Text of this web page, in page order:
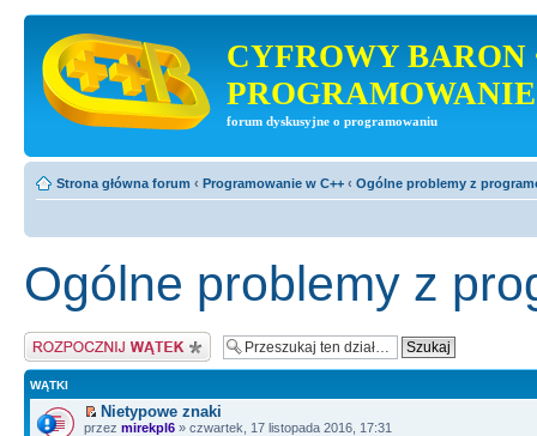
CYFROWY BARON
PROGRAMOWANIE
forum dyskusyjne o programowaniu
Strona główna forum ‹ Programowanie w C++ ‹ Ogólne problemy z
Ogólne problemy z
Napisz wątek
WĄTKI
Nietypowe znaki
przez mirekpl6 » czwartek, 17 listopada 2016, 17:31